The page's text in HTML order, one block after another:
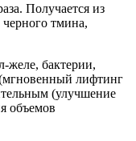
Получается из
тмина,
желе, бактерии,
лифтинг
(улучшение
объемов